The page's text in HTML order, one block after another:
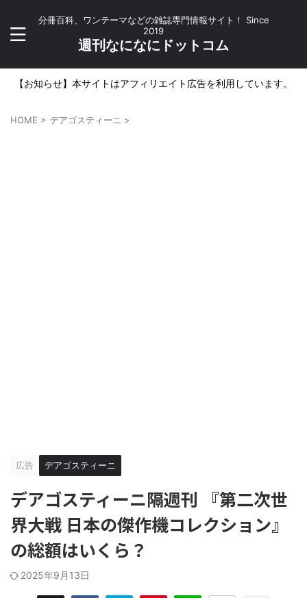
分冊百科、ワンテーマなどの雑誌専門情報サイト！ Since
2019
週刊なになにドットコム
【お知らせ】本サイトはアフィリエイト広告を利用しています。
HOME > デアゴスティーニ >
広告 デアゴスティーニ
デアゴスティーニ隔週刊 『第二次世
界大戦 日本の傑作機コレクション』
の総額はいくら？
2025年9月13日